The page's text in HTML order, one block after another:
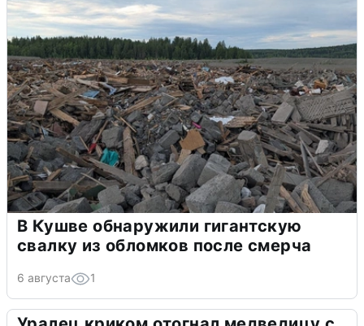
В Кушве обнаружили гигантскую
свалку из обломков после смерча
6 августа 1